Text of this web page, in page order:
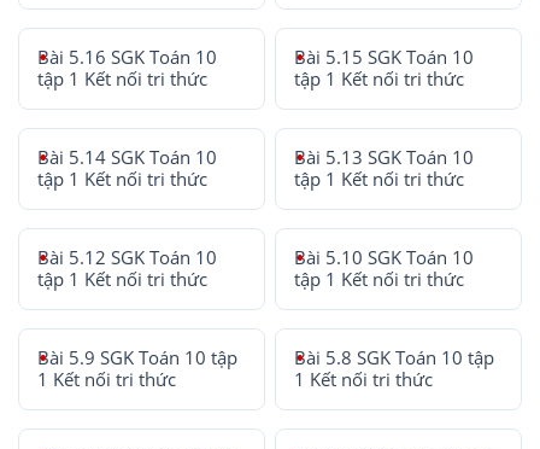
Bài 5.16 SGK Toán 10
tập 1 Kết nối tri thức
Bài 5.15 SGK Toán 10
tập 1 Kết nối tri thức
Bài 5.14 SGK Toán 10
tập 1 Kết nối tri thức
Bài 5.13 SGK Toán 10
tập 1 Kết nối tri thức
Bài 5.12 SGK Toán 10
tập 1 Kết nối tri thức
Bài 5.10 SGK Toán 10
tập 1 Kết nối tri thức
Bài 5.9 SGK Toán 10 tập
1 Kết nối tri thức
Bài 5.8 SGK Toán 10 tập
1 Kết nối tri thức